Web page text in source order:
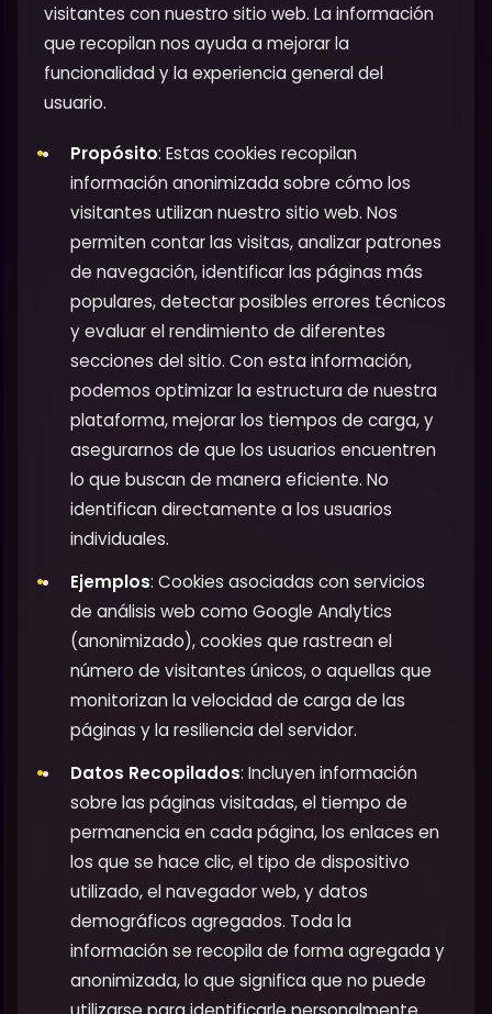
visitantes con nuestro sitio web. La información
que recopilan nos ayuda a mejorar la
funcionalidad y la experiencia general del
usuario.
Propósito: Estas cookies recopilan
información anonimizada sobre cómo los
visitantes utilizan nuestro sitio web. Nos
permiten contar las visitas, analizar patrones
de navegación, identificar las páginas más
populares, detectar posibles errores técnicos
y evaluar el rendimiento de diferentes
secciones del sitio. Con esta información,
podemos optimizar la estructura de nuestra
plataforma, mejorar los tiempos de carga, y
asegurarnos de que los usuarios encuentren
lo que buscan de manera eficiente. No
identifican directamente a los usuarios
individuales.
Ejemplos: Cookies asociadas con servicios
de análisis web como Google Analytics
(anonimizado), cookies que rastrean el
número de visitantes únicos, o aquellas que
monitorizan la velocidad de carga de las
páginas y la resiliencia del servidor.
Datos Recopilados: Incluyen información
sobre las páginas visitadas, el tiempo de
permanencia en cada página, los enlaces en
los que se hace clic, el tipo de dispositivo
utilizado, el navegador web, y datos
demográficos agregados. Toda la
información se recopila de forma agregada y
anonimizada, lo que significa que no puede